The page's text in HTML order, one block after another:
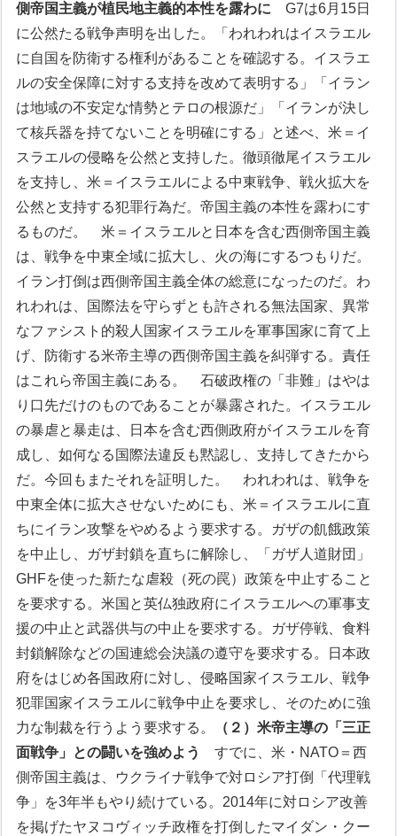
側帝国主義が植民地主義的本性を露わに G7は6月15日
に公然たる戦争声明を出した。「われわれはイスラエル
に自国を防衛する権利があることを確認する。イスラエ
ルの安全保障に対する支持を改めて表明する」「イラン
は地域の不安定な情勢とテロの根源だ」「イランが決し
て核兵器を持てないことを明確にする」と述べ、米＝イ
スラエルの侵略を公然と支持した。徹頭徹尾イスラエル
を支持し、米＝イスラエルによる中東戦争、戦火拡大を
公然と支持する犯罪行為だ。帝国主義の本性を露わにす
るものだ。
米＝イスラエルと日本を含む西側帝国主義
は、戦争を中東全域に拡大し、火の海にするつもりだ。
イラン打倒は西側帝国主義全体の総意になったのだ。わ
れわれは、国際法を守らずとも許される無法国家、異常
なファシスト的殺人国家イスラエルを軍事国家に育て上
げ、防衛する米帝主導の西側帝国主義を糾弾する。責任
はこれら帝国主義にある。
石破政権の「非難」はやは
り口先だけのものであることが暴露された。イスラエル
の暴虐と暴走は、日本を含む西側政府がイスラエルを育
成し、如何なる国際法違反も黙認し、支持してきたから
だ。今回もまたそれを証明した。
われわれは、戦争を
中東全体に拡大させないためにも、米＝イスラエルに直
ちにイラン攻撃をやめるよう要求する。ガザの飢餓政策
を中止し、ガザ封鎖を直ちに解除し、「ガザ人道財団」
GHFを使った新たな虐殺（死の罠）政策を中止すること
を要求する。米国と英仏独政府にイスラエルへの軍事支
援の中止と武器供与の中止を要求する。ガザ停戦、食料
封鎖解除などの国連総会決議の遵守を要求する。日本政
府をはじめ各国政府に対し、侵略国家イスラエル、戦争
犯罪国家イスラエルに戦争中止を要求し、そのために強
力な制裁を行うよう要求する。
（２）米帝主導の「三正
面戦争」との闘いを強めよう
すでに、米・NATO＝西
側帝国主義は、ウクライナ戦争で対ロシア打倒「代理戦
争」を3年半もやり続けている。2014年に対ロシア改善
を掲げたヤヌコヴィッチ政権を打倒したマイダン・クー